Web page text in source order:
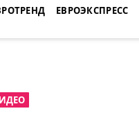
ЕВРОЭКСПРЕСС